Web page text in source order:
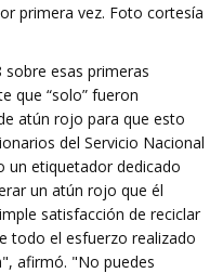
primera vez. Foto cortesía
sobre esas primeras
que “solo” fueron
atún rojo para que esto
del Servicio Nacional
un etiquetador dedicado
un atún rojo que él
satisfacción de reciclar
todo el esfuerzo realizado
afirmó. "No puedes